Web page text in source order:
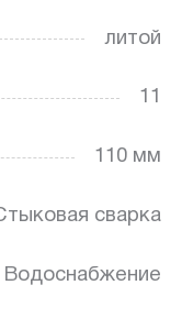
литой
11
110 мм
сварка
Водоснабжение